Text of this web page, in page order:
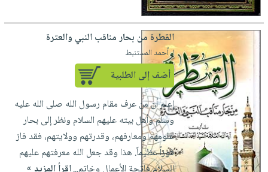
القطرة من بحار مناقب النبي والعترة
لـ أحمد المستنبط
أضف إلى الطلبية
إعلم أن من عرف مقام رسول الله صلى الله عليه
وسلم وأهل بيته عليهم السلام ونظر إلى بحار
علومهم ومعارفهم، وقدرتهم وولايتهم، فقد فاز
فوزاً عظيماً. هذا وقد جعل الله معرفتهم عليهم